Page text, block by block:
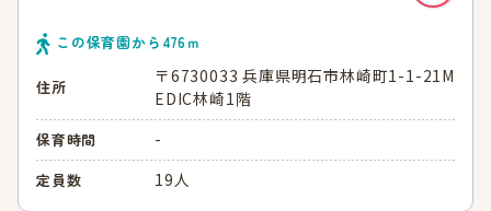
この保育園から 476ｍ
住所
〒6730033 兵庫県明石市林崎町1-1-21M
EDIC林崎1階
保育時間 -
定員数 19人